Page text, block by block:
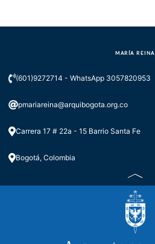
MARÍA REINA
(601)9272714 - WhatsApp 3057820953
pmariareina@arquibogota.org.co
Carrera 17 # 22a - 15 Barrio Santa Fe
Bogotá, Colombia